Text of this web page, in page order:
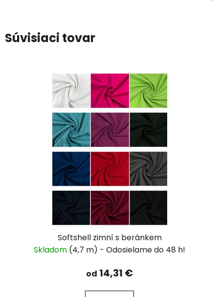
Súvisiaci tovar
Softshell zimní s beránkem
Skladom (4,7 m)
od 14,31 €